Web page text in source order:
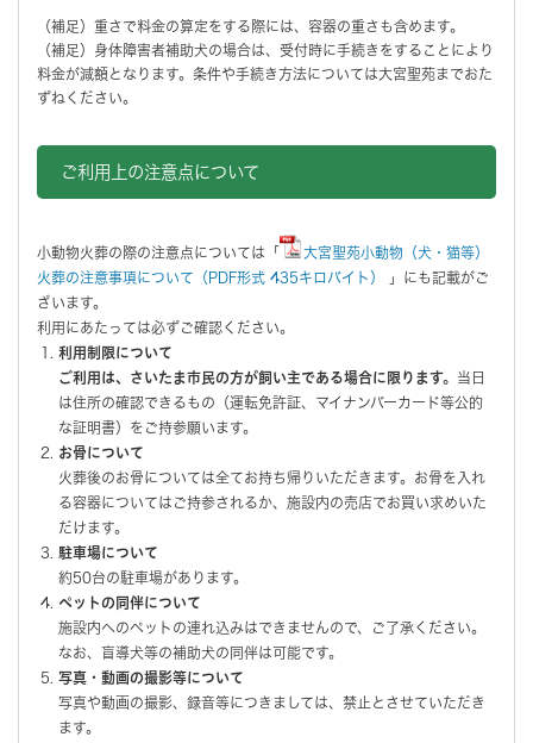
（補足）重さで料金の算定をする際には、容器の重さも含めます。
（補足）身体障害者補助犬の場合は、受付時に手続きをすることにより
料金が減額となります。条件や手続き方法については大宮聖苑までおた
ずねください。
ご利用上の注意点について
小動物火葬の際の注意点については「
大宮聖苑小動物（犬・猫等）
火葬の注意事項について（PDF形式 435キロバイト）
」にも記載がご
ざいます。
利用にあたっては必ずご確認ください。
利用制限について
ご利用は、さいたま市民の方が飼い主である場合に限ります。 当日
は住所の確認できるもの（運転免許証、マイナンバーカード等公的
な証明書）をご持参願います。
お骨について
火葬後のお骨については全てお持ち帰りいただきます。お骨を入れ
る容器についてはご持参されるか、施設内の売店でお買い求めいた
だけます。
駐車場について
約50台の駐車場があります。
ペットの同伴について
施設内へのペットの連れ込みはできませんので、ご了承ください。
なお、盲導犬等の補助犬の同伴は可能です。
写真・動画の撮影等について
写真や動画の撮影、録音等につきましては、禁止とさせていただき
ます。